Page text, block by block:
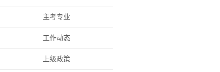
主考专业
工作动态
上级政策